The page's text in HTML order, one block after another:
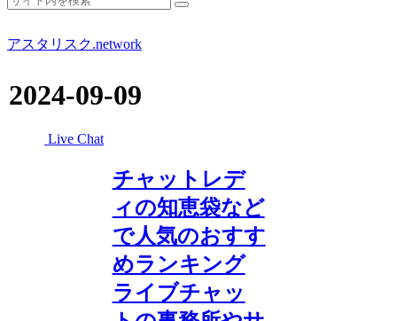
アスタリスク.network
2024-09-09
Live Chat
チャットレデ
ィの知恵袋など
で人気のおすす
めランキング
ライブチャッ